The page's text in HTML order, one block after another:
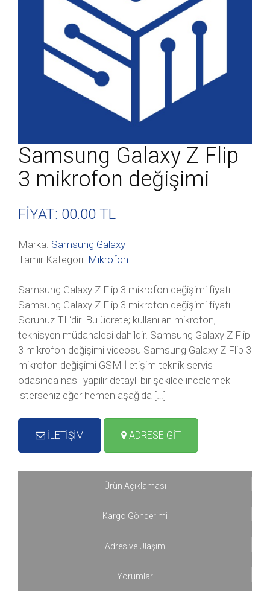
Samsung Galaxy Z Flip
3 mikrofon değişimi
FİYAT: 00.00 TL
Marka: Samsung Galaxy
Tamir Kategori: Mikrofon
Samsung Galaxy Z Flip 3 mikrofon değişimi fiyatı
Samsung Galaxy Z Flip 3 mikrofon değişimi fiyatı
Sorunuz TL‘dir. Bu ücrete; kullanılan mikrofon,
teknisyen müdahalesi dahildir. Samsung Galaxy Z Flip
3 mikrofon değişimi videosu Samsung Galaxy Z Flip 3
mikrofon değişimi GSM İletişim teknik servis
odasında nasıl yapılır detaylı bir şekilde incelemek
isterseniz eğer hemen aşağıda […]
İLETİŞİM ADRESE GİT
Ürün Açıklaması
Kargo Gönderimi
Adres ve Ulaşım
Yorumlar